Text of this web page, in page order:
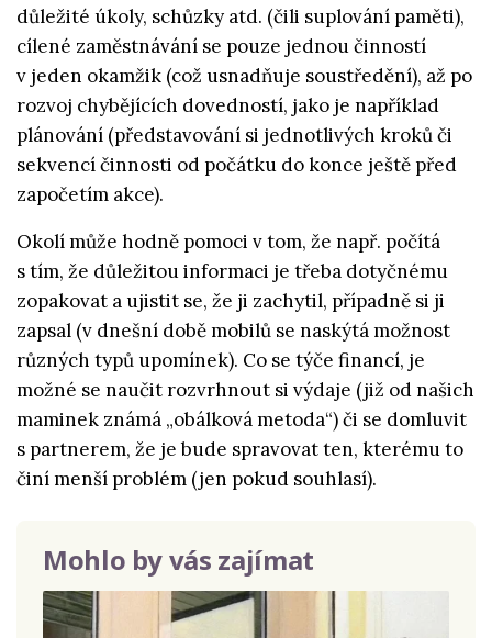
důležité úkoly, schůzky atd. (čili suplování paměti),
cílené zaměstnávání se pouze jednou činností
v jeden okamžik (což usnadňuje soustředění), až po
rozvoj chybějících dovedností, jako je například
plánování (představování si jednotlivých kroků či
sekvencí činnosti od počátku do konce ještě před
započetím akce).
Okolí může hodně pomoci v tom, že např. počítá
s tím, že důležitou informaci je třeba dotyčnému
zopakovat a ujistit se, že ji zachytil, případně si ji
zapsal (v dnešní době mobilů se naskýtá možnost
různých typů upomínek). Co se týče financí, je
možné se naučit rozvrhnout si výdaje (již od našich
maminek známá „obálková metoda“) či se domluvit
s partnerem, že je bude spravovat ten, kterému to
činí menší problém (jen pokud souhlasí).
Mohlo by vás zajímat